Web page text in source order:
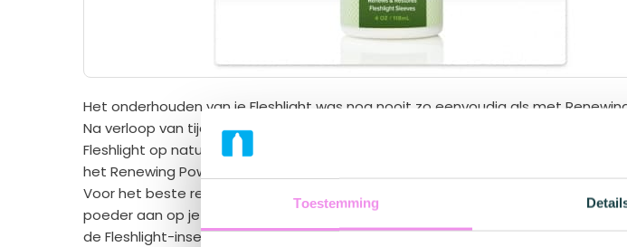
Toestemming
Het onderhouden van jeFleshlight was nog nooit zo eenvoudig als met
Na verloop van tijd en bij herhaald gebruik kan de hyper-realistische SuperSkin-
Fleshlight op natuurlijke wijze enigszins zacht worden. Door regelmatig gebruik te
het Renewing Powder, kun je je insert laten voelen zoals tijdens je eerste
Voor het beste resultaat, verwijder je eerst je Fleshlight-insert uit de behuizing.
poeder aan op je Fleshlight-insert tot deze volledig is bedekt met een dunne
de Fleshlight-insert weer in de behuizing en geniet maar!